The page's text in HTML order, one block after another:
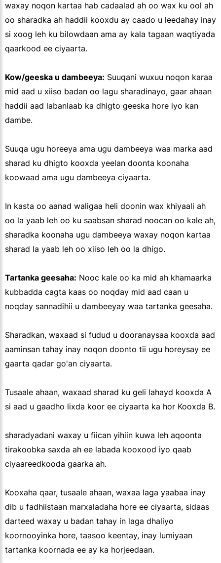
waxay noqon kartaa hab cadaalad ah oo wax ku ool ah
oo sharadka ah haddii kooxdu ay caado u leedahay inay
si xoog leh ku bilowdaan ama ay kala tagaan waqtiyada
qaarkood ee ciyaarta.
Kow/geeska u dambeeya: Suuqani wuxuu noqon karaa
mid aad u xiiso badan oo lagu sharadinayo, gaar ahaan
haddii aad labanlaab ka dhigto geeska hore iyo kan
dambe.
Suuqa ugu horeeya ama ugu dambeeya waa marka aad
sharad ku dhigto kooxda yeelan doonta koonaha
koowaad ama ugu dambeeya ciyaarta.
In kasta oo aanad waligaa heli doonin wax khiyaali ah
oo la yaab leh oo ku saabsan sharad noocan oo kale ah,
sharadka koonaha ugu dambeeya waxay noqon kartaa
sharad la yaab leh oo xiiso leh oo la dhigo.
Tartanka geesaha: Nooc kale oo ka mid ah khamaarka
kubbadda cagta kaas oo noqday mid aad caan u
noqday sannadihii u dambeeyay waa tartanka geesaha.
Sharadkan, waxaad si fudud u dooranaysaa kooxda aad
aaminsan tahay inay noqon doonto tii ugu horeysay ee
gaarta qadar go'an ciyaarta.
Tusaale ahaan, waxaad sharad ku geli lahayd kooxda A
si aad u gaadho lixda koor ee ciyaarta ka hor Kooxda B.
sharadyadani waxay u fiican yihiin kuwa leh aqoonta
tirakoobka saxda ah ee labada kooxood iyo qaab
ciyaareedkooda gaarka ah.
Kooxaha qaar, tusaale ahaan, waxaa laga yaabaa inay
dib u fadhiistaan marxaladaha hore ee ciyaarta, sidaas
darteed waxay u badan tahay in laga dhaliyo
koornooyinka hore, taasoo keentay, inay lumiyaan
tartanka koornada ee ay ka horjeedaan.